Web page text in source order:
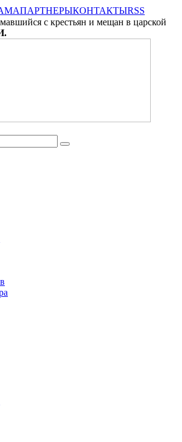
ПАРТНЕРЫКОНТАКТЫRSS
с крестьян и мещан в царской